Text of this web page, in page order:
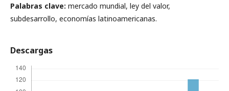
Palabras clave: mercado mundial, ley del valor,
subdesarrollo, economías latinoamericanas.
Descargas